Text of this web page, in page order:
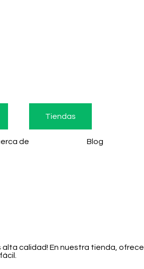
Tiendas
de Blog
calidad! En nuestra tienda,